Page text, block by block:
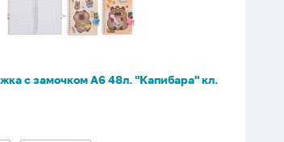
с замочком А6 48л. "Капибара" кл.